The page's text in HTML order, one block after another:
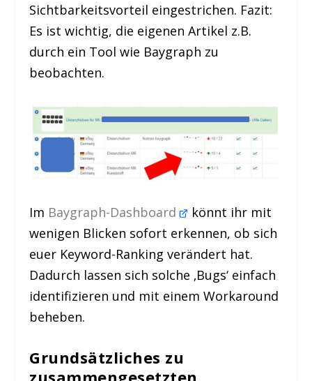
Sichtbarkeitsvorteil eingestrichen. Fazit:
Es ist wichtig, die eigenen Artikel z.B.
durch ein Tool wie Baygraph zu
beobachten.
Im Baygraph-Dashboard
könnt ihr mit
wenigen Blicken sofort erkennen, ob sich
euer Keyword-Ranking verändert hat.
Dadurch lassen sich solche ‚Bugs‘ einfach
identifizieren und mit einem Workaround
beheben.
Grundsätzliches zu
zusammengesetzten